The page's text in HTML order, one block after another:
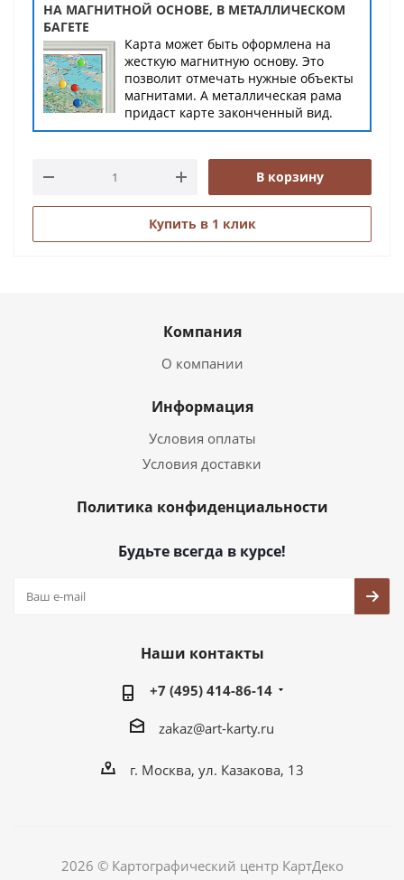
НА МАГНИТНОЙ ОСНОВЕ, В МЕТАЛЛИЧЕСКОМ
БАГЕТЕ
Карта может быть оформлена на
жесткую магнитную основу. Это
позволит отмечать нужные объекты
магнитами. А металлическая рама
придаст карте законченный вид.
В корзину
Купить в 1 клик
Компания
О компании
Информация
Условия оплаты
Условия доставки
Политика конфиденциальности
Будьте всегда в курсе!
Наши контакты
+7 (495) 414-86-14
zakaz@art-karty.ru
г. Москва, ул. Казакова, 13
2026 © Картографический центр КартДеко